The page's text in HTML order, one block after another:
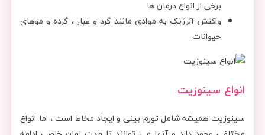
برخی از انواع درمان ها
واکنش آلرژیک به موادی مانند گرد و غبار ، گرده و موهای
حیوانات
انواع سینوزیت
سینوزیت همیشه شامل تورم بینی و ایجاد مخاط است ، اما انواع